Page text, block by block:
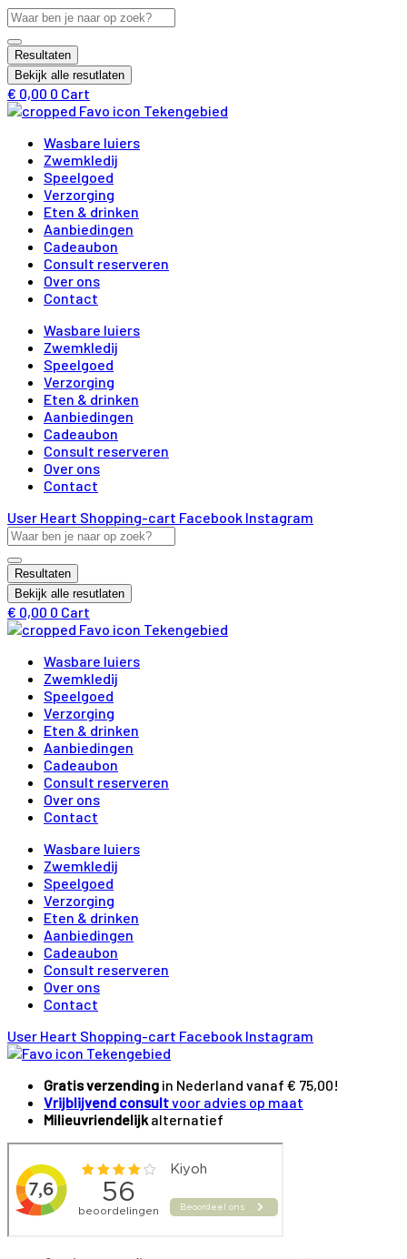
Ga
naar
de
inhoud
Search
...
Resultaten
Bekijk alle resutlaten
€ 0,00 0 Cart
Wasbare luiers
Zwemkledij
Speelgoed
Verzorging
Eten & drinken
Aanbiedingen
Cadeaubon
Consult reserveren
Over ons
Contact
Wasbare luiers
Zwemkledij
Speelgoed
Verzorging
Eten & drinken
Aanbiedingen
Cadeaubon
Consult reserveren
Over ons
Contact
User Heart Shopping-cart Facebook Instagram
Search
...
Resultaten
Bekijk alle resutlaten
€ 0,00 0 Cart
Wasbare luiers
Zwemkledij
Speelgoed
Verzorging
Eten & drinken
Aanbiedingen
Cadeaubon
Consult reserveren
Over ons
Contact
Wasbare luiers
Zwemkledij
Speelgoed
Verzorging
Eten & drinken
Aanbiedingen
Cadeaubon
Consult reserveren
Over ons
Contact
User Heart Shopping-cart Facebook Instagram
Gratis verzending in Nederland vanaf € 75,00!
Vrijblijvend consultvoor advies op maat
Milieuvriendelijk alternatief